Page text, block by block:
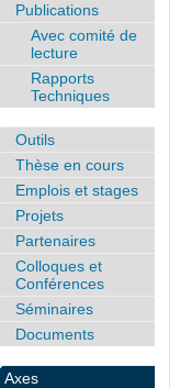
Publications
Avec comité de
lecture
Rapports
Techniques
Outils
Thèse en cours
Emplois et stages
Projets
Partenaires
Colloques et
Conférences
Séminaires
Documents
Axes